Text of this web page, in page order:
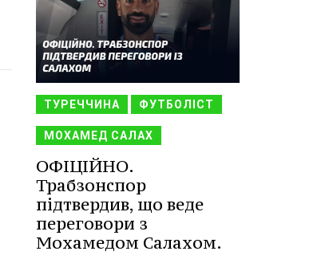
ТУРЕЧЧИНА ФУТБОЛІСТ
МОХАМЕД САЛАХ
ОФІЦІЙНО.
Трабзонспор
підтвердив, що веде
переговори з
Мохамедом Салахом.